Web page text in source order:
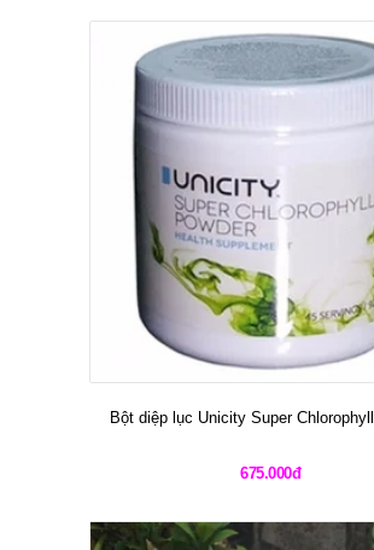
Bột diệp lục Unicity Super
675.000đ